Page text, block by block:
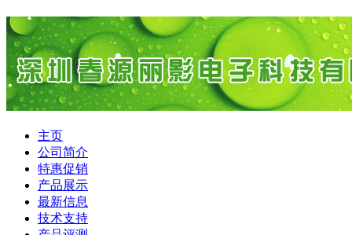
主页
公司简介
特惠促销
产品展示
最新信息
技术支持